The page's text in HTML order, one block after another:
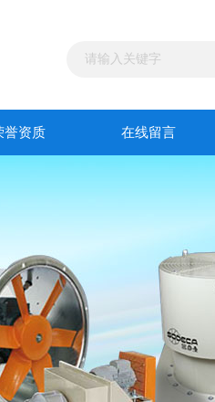
誉资质 在线留言